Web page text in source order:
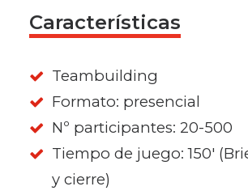
Características
Teambuilding
Formato: presencial
Nº participantes: 20-500
Tiempo de juego: 150'
y cierre)